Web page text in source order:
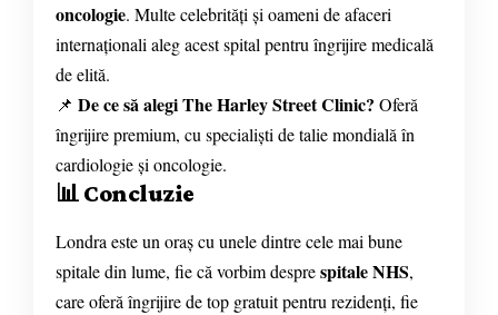
oncologie. Multe celebrități și oameni de afaceri
internaționali aleg acest spital pentru îngrijire medicală
de elită.
📌 De ce să alegi The Harley Street Clinic? Oferă
îngrijire premium, cu specialiști de talie mondială în
cardiologie și oncologie.
📊 Concluzie
Londra este un oraș cu unele dintre cele mai bune
spitale din lume, fie că vorbim desprespitale NHS,
care oferă îngrijire de top gratuit pentru rezidenți, fie